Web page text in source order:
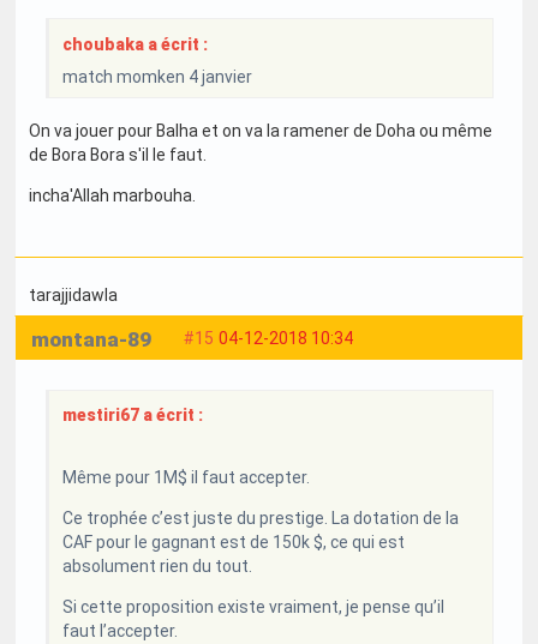
choubaka a écrit :
match momken 4 janvier
On va jouer pour Balha et on va la ramener de Doha ou même
de Bora Bora s'il le faut.
incha'Allah marbouha.
tarajjidawla
#15 04-12-2018 10:34
montana-89
mestiri67 a écrit :
Même pour 1M$ il faut accepter.
Ce trophée c’est juste du prestige. La dotation de la
CAF pour le gagnant est de 150k $, ce qui est
absolument rien du tout.
Si cette proposition existe vraiment, je pense qu’il
faut l’accepter.